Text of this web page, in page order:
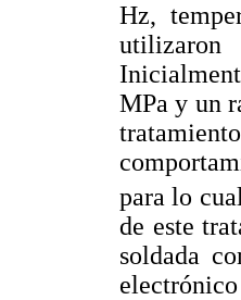
Hz,
MPa y un
para lo
de este
soldada